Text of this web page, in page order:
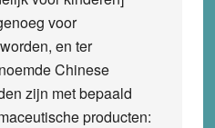
voor
en ter
Chinese
zijn met bepaald
producten: